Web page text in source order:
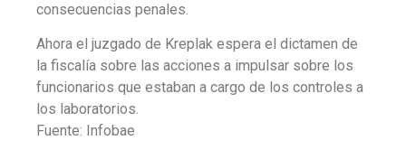
consecuencias penales.
Ahora el juzgado de Kreplak espera el dictamen de
la fiscalía sobre las acciones a impulsar sobre los
funcionarios que estaban a cargo de los controles a
los laboratorios.
Fuente: Infobae